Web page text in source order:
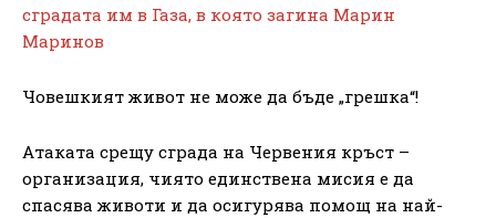
сградата им в Газа, в която загина Марин
Маринов
Човешкият живот не може да бъде „грешка“!
Атаката срещу сграда на Червения кръст –
организация, чиято единствена мисия е да
спасява животи и да осигурява помощ на най-